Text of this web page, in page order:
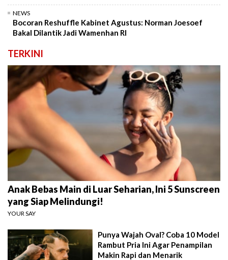
NEWS
Bocoran Reshuffle Kabinet Agustus: Norman Joesoef
Bakal Dilantik Jadi Wamenhan RI
TERKINI
Anak Bebas Main di Luar Seharian, Ini 5 Sunscreen
yang Siap Melindungi!
YOUR SAY
Punya Wajah Oval? Coba 10 Model
Rambut Pria Ini Agar Penampilan
Makin Rapi dan Menarik